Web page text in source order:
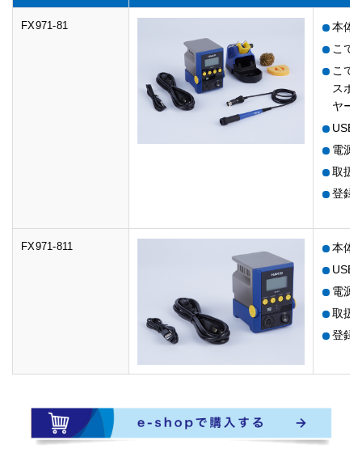
FX971-81
本体
こて
こて
スポ
ヤー
USB
電源
取扱
登録
FX971-811
本体
USB
電源
取扱
登録